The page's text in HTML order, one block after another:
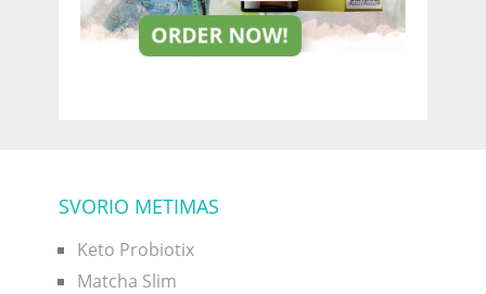
SVORIO METIMAS
Keto Probiotix
Matcha Slim